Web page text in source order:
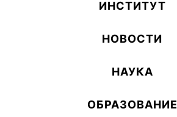
ИН­СТИ­ТУТ
НОВОСТИ
НАУКА
ОБ­РА­ЗОВА­НИЕ